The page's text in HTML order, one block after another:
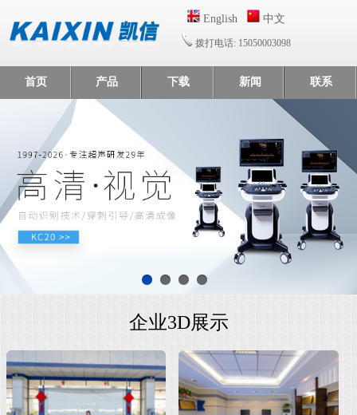
English 中文
拨打电话: 15050003098
首页 产品 下载 新闻 联系
企业3D展示